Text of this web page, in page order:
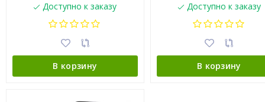
Доступно к заказу
В корзину
Доступно к заказу
В корзину